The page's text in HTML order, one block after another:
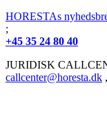
HORESTAs
;
+45 35 24 80 40
JURIDISK
callcenter@horesta.dk